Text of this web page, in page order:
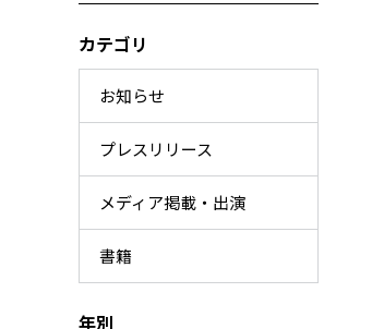
カテゴリ
お知らせ
プレスリリース
メディア掲載・出演
書籍
年別